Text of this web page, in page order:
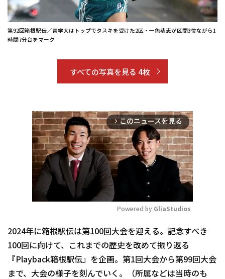
第92回箱根駅伝／青学大はトップでタスキを受けた2区・一色恭志が区間3位ながら1
時間7分台をマーク
すべての写真を見る 4枚
arrow_forward_ios このニュースを見る
Mute
Powered by GliaStudios
2024年に箱根駅伝は第100回大会を迎える。記念すべき
100回に向けて、これまでの歴史を改めて振り返る
『Playback箱根駅伝』を企画。第1回大会から第99回大会
まで、大会の様子を刻んでいく。（所属などは当時のも